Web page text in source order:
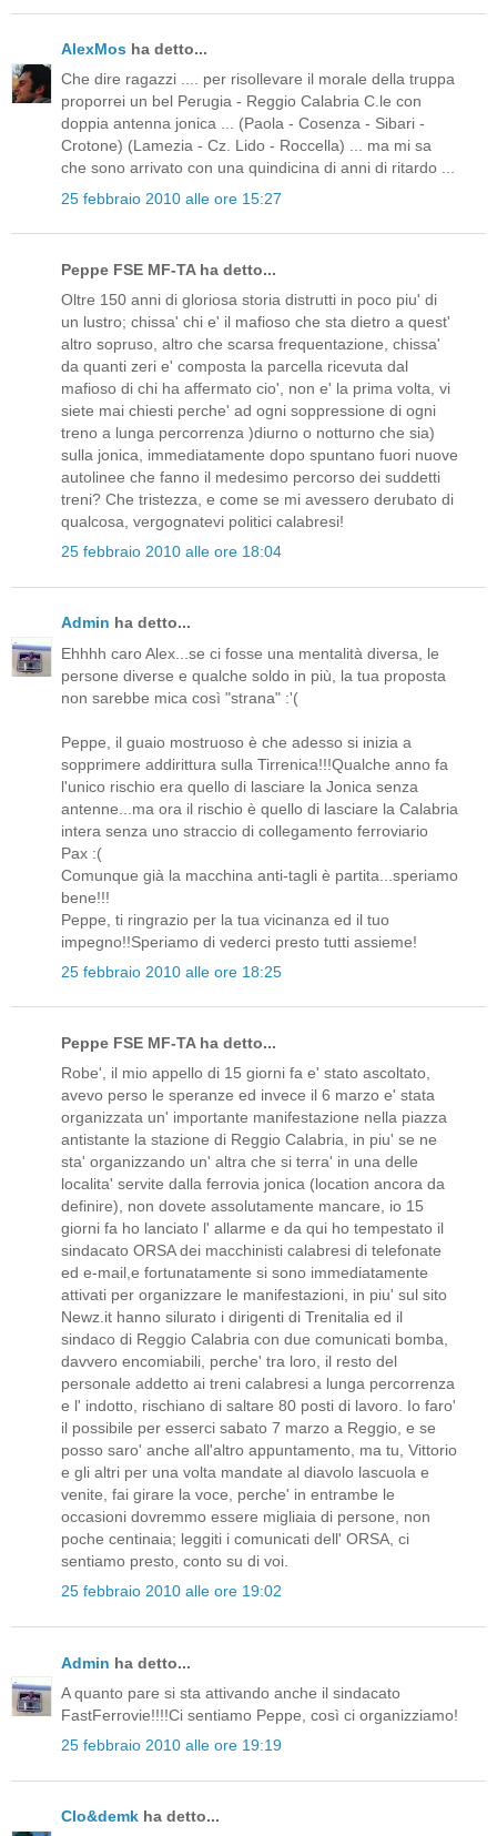
AlexMos ha detto...
Che dire ragazzi .... per risollevare il morale della truppa
proporrei un bel Perugia - Reggio Calabria C.le con
doppia antenna jonica ... (Paola - Cosenza - Sibari -
Crotone) (Lamezia - Cz. Lido - Roccella) ... ma mi sa
che sono arrivato con una quindicina di anni di ritardo ...
25 febbraio 2010 alle ore 15:27
Peppe FSE MF-TA ha detto...
Oltre 150 anni di gloriosa storia distrutti in poco piu' di
un lustro; chissa' chi e' il mafioso che sta dietro a quest'
altro sopruso, altro che scarsa frequentazione, chissa'
da quanti zeri e' composta la parcella ricevuta dal
mafioso di chi ha affermato cio', non e' la prima volta, vi
siete mai chiesti perche' ad ogni soppressione di ogni
treno a lunga percorrenza )diurno o notturno che sia)
sulla jonica, immediatamente dopo spuntano fuori nuove
autolinee che fanno il medesimo percorso dei suddetti
treni? Che tristezza, e come se mi avessero derubato di
qualcosa, vergognatevi politici calabresi!
25 febbraio 2010 alle ore 18:04
Admin ha detto...
Ehhhh caro Alex...se ci fosse una mentalità diversa, le
persone diverse e qualche soldo in più, la tua proposta
non sarebbe mica così "strana" :'(
Peppe, il guaio mostruoso è che adesso si inizia a
sopprimere addirittura sulla Tirrenica!!!Qualche anno fa
l'unico rischio era quello di lasciare la Jonica senza
antenne...ma ora il rischio è quello di lasciare la Calabria
intera senza uno straccio di collegamento ferroviario
Pax :(
Comunque già la macchina anti-tagli è partita...speriamo
bene!!!
Peppe, ti ringrazio per la tua vicinanza ed il tuo
impegno!!Speriamo di vederci presto tutti assieme!
25 febbraio 2010 alle ore 18:25
Peppe FSE MF-TA ha detto...
Robe', il mio appello di 15 giorni fa e' stato ascoltato,
avevo perso le speranze ed invece il 6 marzo e' stata
organizzata un' importante manifestazione nella piazza
antistante la stazione di Reggio Calabria, in piu' se ne
sta' organizzando un' altra che si terra' in una delle
localita' servite dalla ferrovia jonica (location ancora da
definire), non dovete assolutamente mancare, io 15
giorni fa ho lanciato l' allarme e da qui ho tempestato il
sindacato ORSA dei macchinisti calabresi di telefonate
ed e-mail,e fortunatamente si sono immediatamente
attivati per organizzare le manifestazioni, in piu' sul sito
Newz.it hanno silurato i dirigenti di Trenitalia ed il
sindaco di Reggio Calabria con due comunicati bomba,
davvero encomiabili, perche' tra loro, il resto del
personale addetto ai treni calabresi a lunga percorrenza
e l' indotto, rischiano di saltare 80 posti di lavoro. Io faro'
il possibile per esserci sabato 7 marzo a Reggio, e se
posso saro' anche all'altro appuntamento, ma tu, Vittorio
e gli altri per una volta mandate al diavolo lascuola e
venite, fai girare la voce, perche' in entrambe le
occasioni dovremmo essere migliaia di persone, non
poche centinaia; leggiti i comunicati dell' ORSA, ci
sentiamo presto, conto su di voi.
25 febbraio 2010 alle ore 19:02
Admin ha detto...
A quanto pare si sta attivando anche il sindacato
FastFerrovie!!!!Ci sentiamo Peppe, così ci organizziamo!
25 febbraio 2010 alle ore 19:19
Clo&demk ha detto...